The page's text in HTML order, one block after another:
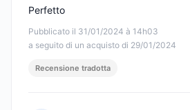
Pubblicato il 31/01/2024 à 14h03
a seguito di un acquisto di 29/01/2024
Perfetto
Recensione tradotta